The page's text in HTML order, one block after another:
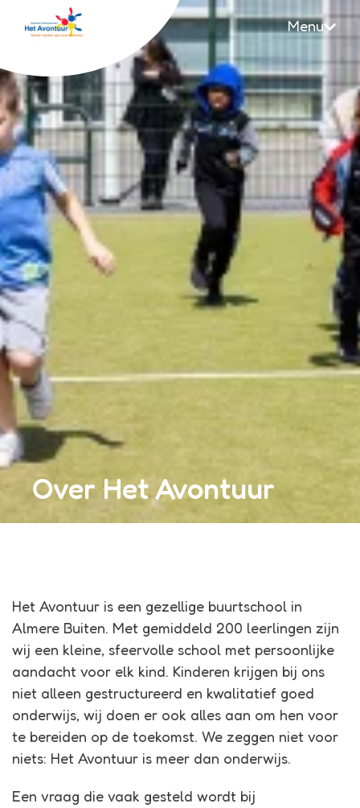
Avontuur
Menu
Over Het Avontuur
Het Avontuur is een gezellige buurtschool in
Almere Buiten. Met gemiddeld 200 leerlingen zijn
wij een kleine, sfeervolle school met persoonlijke
aandacht voor elk kind. Kinderen krijgen bij ons
niet alleen gestructureerd en kwalitatief goed
onderwijs, wij doen er ook alles aan om hen voor
te bereiden op de toekomst. We zeggen niet voor
niets: Het Avontuur is meer dan onderwijs.
Een vraag die vaak gesteld wordt bij